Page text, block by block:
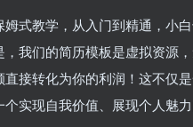
式教学，从入门到精通，小白
，我们的简历模板是虚拟资源
直接转化为你的利润！这不仅
实现自我价值、展现个人魅力